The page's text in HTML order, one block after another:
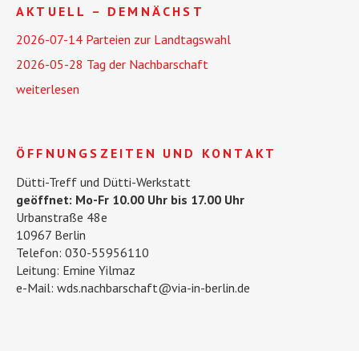
AKTUELL – DEMNÄCHST
2026-07-14 Parteien zur Landtagswahl
2026-05-28 Tag der Nachbarschaft
weiterlesen
ÖFFNUNGSZEITEN UND KONTAKT
Dütti-Treff und Dütti-Werkstatt
geöffnet: Mo-Fr 10.00 Uhr bis 17.00 Uhr
Urbanstraße 48e
10967 Berlin
Telefon: 030-55956110
Leitung: Emine Yilmaz
e-Mail: wds.nachbarschaft@via-in-berlin.de